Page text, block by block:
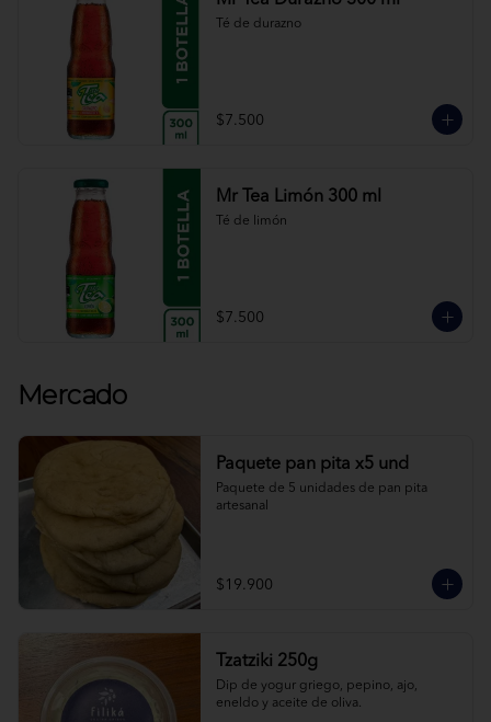
Té de durazno
$7.500
Mr Tea Limón 300 ml
Té de limón
$7.500
Mercado
Paquete pan pita x5 und
Paquete de 5 unidades de pan pita
artesanal
$19.900
Tzatziki 250g
Dip de yogur griego, pepino, ajo,
eneldo y aceite de oliva.